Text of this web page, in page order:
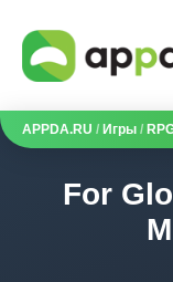
APPDA.RU / Игры /
For